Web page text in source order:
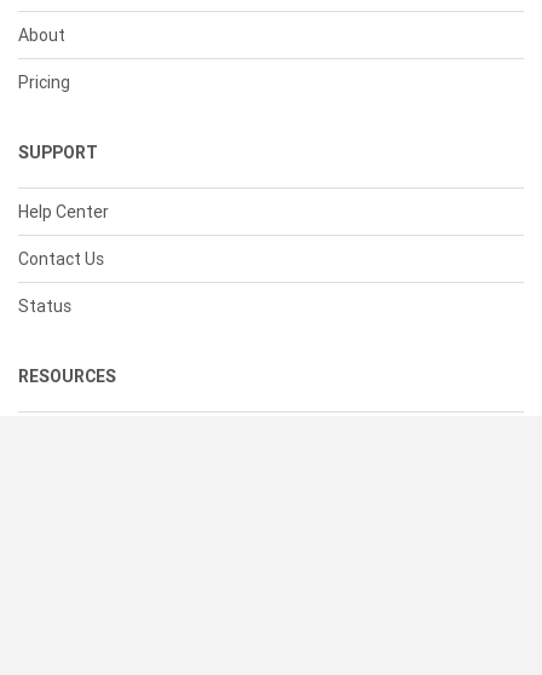
About
Pricing
SUPPORT
Help Center
Contact Us
Status
RESOURCES